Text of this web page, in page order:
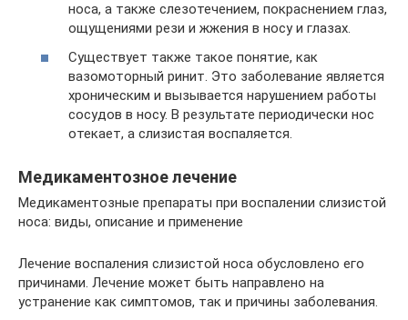
носа, а также слезотечением, покраснением глаз,
ощущениями рези и жжения в носу и глазах.
Существует также такое понятие, как
вазомоторный ринит. Это заболевание является
хроническим и вызывается нарушением работы
сосудов в носу. В результате периодически нос
отекает, а слизистая воспаляется.
Медикаментозное лечение
Медикаментозные препараты при воспалении слизистой
носа: виды, описание и применение
Лечение воспаления слизистой носа обусловлено его
причинами. Лечение может быть направлено на
устранение как симптомов, так и причины заболевания.